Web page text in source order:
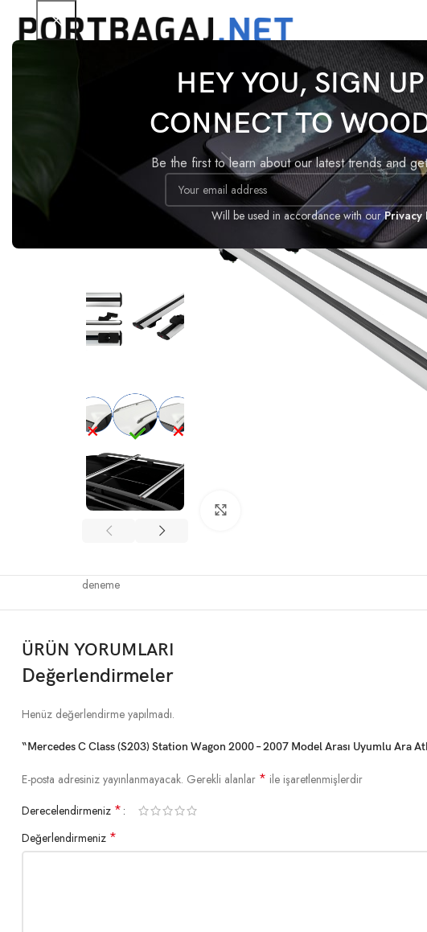
HEY YOU, SIGN
CONNECT TO
Be the first to learn about our latest trends and
Will be used in accordance with ourPrivacy
Tavan Barı Basic Mercedes C Class (S203)
-18%
deneme
ÜRÜN YORUMLARI
Değerlendirmeler
Henüz değerlendirme yapılmadı.
“Mercedes C Class (S203) Station Wagon 2000 – 2007 Model Arası Uyumlu Ara
E-posta adresiniz yayınlanmayacak. Gerekli alanlar * ile işaretlenmişlerdir
Derecelendirmeniz *
Değerlendirmeniz *